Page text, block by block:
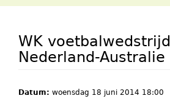
WK voetbalwedstrijd
Nederland-Australie
Datum: woensdag 18 juni 2014 18:00